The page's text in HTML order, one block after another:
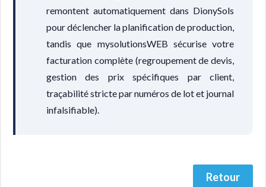
remontent automatiquement dans DionySols
pour déclencher la planification de production,
tandis que mysolutionsWEB sécurise votre
facturation complète (regroupement de devis,
gestion des prix spécifiques par client,
traçabilité stricte par numéros de lot et journal
infalsifiable).
Retour